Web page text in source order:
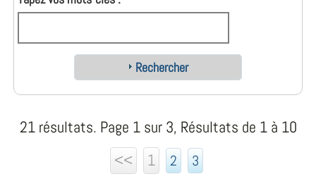
Rechercher
21 résultats. Page 1 sur 3, Résultats de 1 à 10
<<
1 2 3